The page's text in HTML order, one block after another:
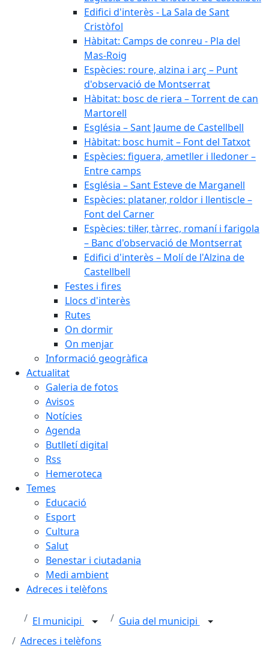
Edifici d'interès - La Sala de Sant
Cristòfol
Hàbitat: Camps de conreu - Pla del
Mas-Roig
Espècies: roure, alzina i arç – Punt
d'observació de Montserrat
Hàbitat: bosc de riera – Torrent de can
Martorell
Església – Sant Jaume de Castellbell
Hàbitat: bosc humit – Font del Tatxot
Espècies: figuera, ametller i lledoner –
Entre camps
Església – Sant Esteve de Marganell
Espècies: plataner, roldor i llentiscle –
Font del Carner
Espècies: til·ler, tàrrec, romaní i farigola
– Banc d'observació de Montserrat
Edifici d'interès – Molí de l'Alzina de
Castellbell
Festes i fires
Llocs d'interès
Rutes
On dormir
On menjar
Informació geogràfica
Actualitat
Galeria de fotos
Avisos
Notícies
Agenda
Butlletí digital
Rss
Hemeroteca
Temes
Educació
Esport
Cultura
Salut
Benestar i ciutadania
Medi ambient
Adreces i telèfons
El municipi
Guia del municipi
Adreces i telèfons